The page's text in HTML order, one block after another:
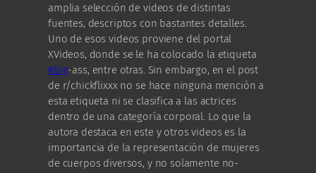
amplia selección de videos de distintas
fuentes, descriptos con bastantes detalles.
Uno de esos videos proviene del portal
XVideos, donde se le ha colocado la etiqueta
#big-ass, entre otras. Sin embargo, en el post
de r/chickflixxx no se hace ninguna mención a
esta etiqueta ni se clasifica a las actrices
dentro de una categoría corporal. Lo que la
autora destaca en este y otros videos es la
importancia de la representación de mujeres
de cuerpos diversos, y no solamente no-